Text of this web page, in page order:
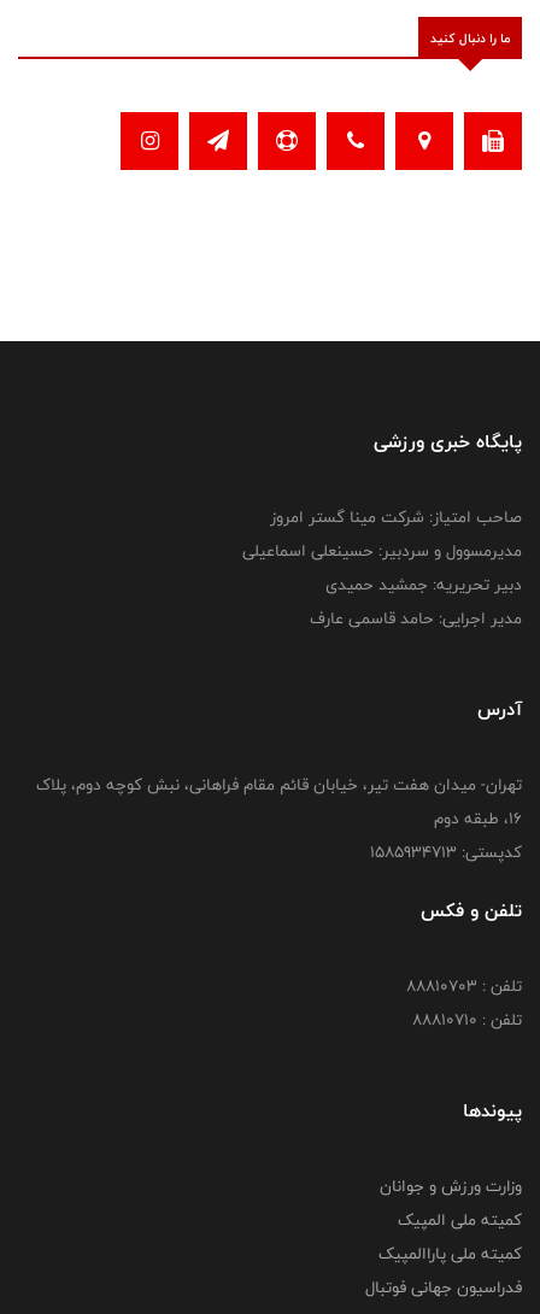
ما را دنبال کنید
پایگاه خبری ورزشی
صاحب امتیاز: شرکت مینا گستر امروز
مدیرمسوول و سردبیر: حسینعلی اسماعیلی
دبیر تحریریه: جمشید حمیدی
مدیر اجرایی: حامد قاسمی عارف
آدرس
تهران- میدان هفت تیر، خیابان قائم مقام فراهانی، نبش کوچه دوم، پلاک
16، طبقه دوم
کدپستی: 1585934713
تلفن و فکس
تلفن : 88810703
تلفن : 88810710
پیوندها
وزارت ورزش و جوانان
کمیته ملی المپیک
کمیته ملی پاراالمپیک
فدراسیون جهانی فوتبال